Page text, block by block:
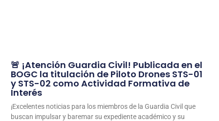
🚨 ¡Atención Guardia Civil! Publicada en el
BOGC la titulación de Piloto Drones STS-01
y STS-02 como Actividad Formativa de
Interés
¡Excelentes noticias para los miembros de la Guardia Civil que
buscan impulsar y baremar su expediente académico y su